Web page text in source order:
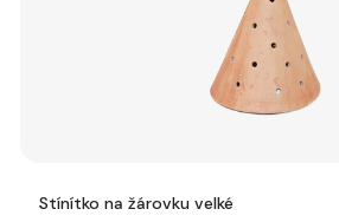
Stínítko na žárovku velké